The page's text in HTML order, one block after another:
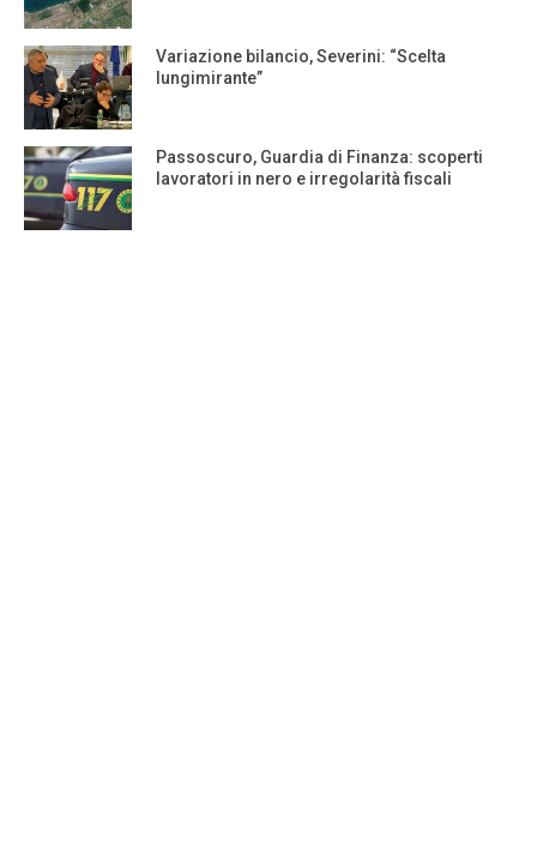
Variazione bilancio, Severini: “Scelta
lungimirante”
Passoscuro, Guardia di Finanza: scoperti
lavoratori in nero e irregolarità fiscali